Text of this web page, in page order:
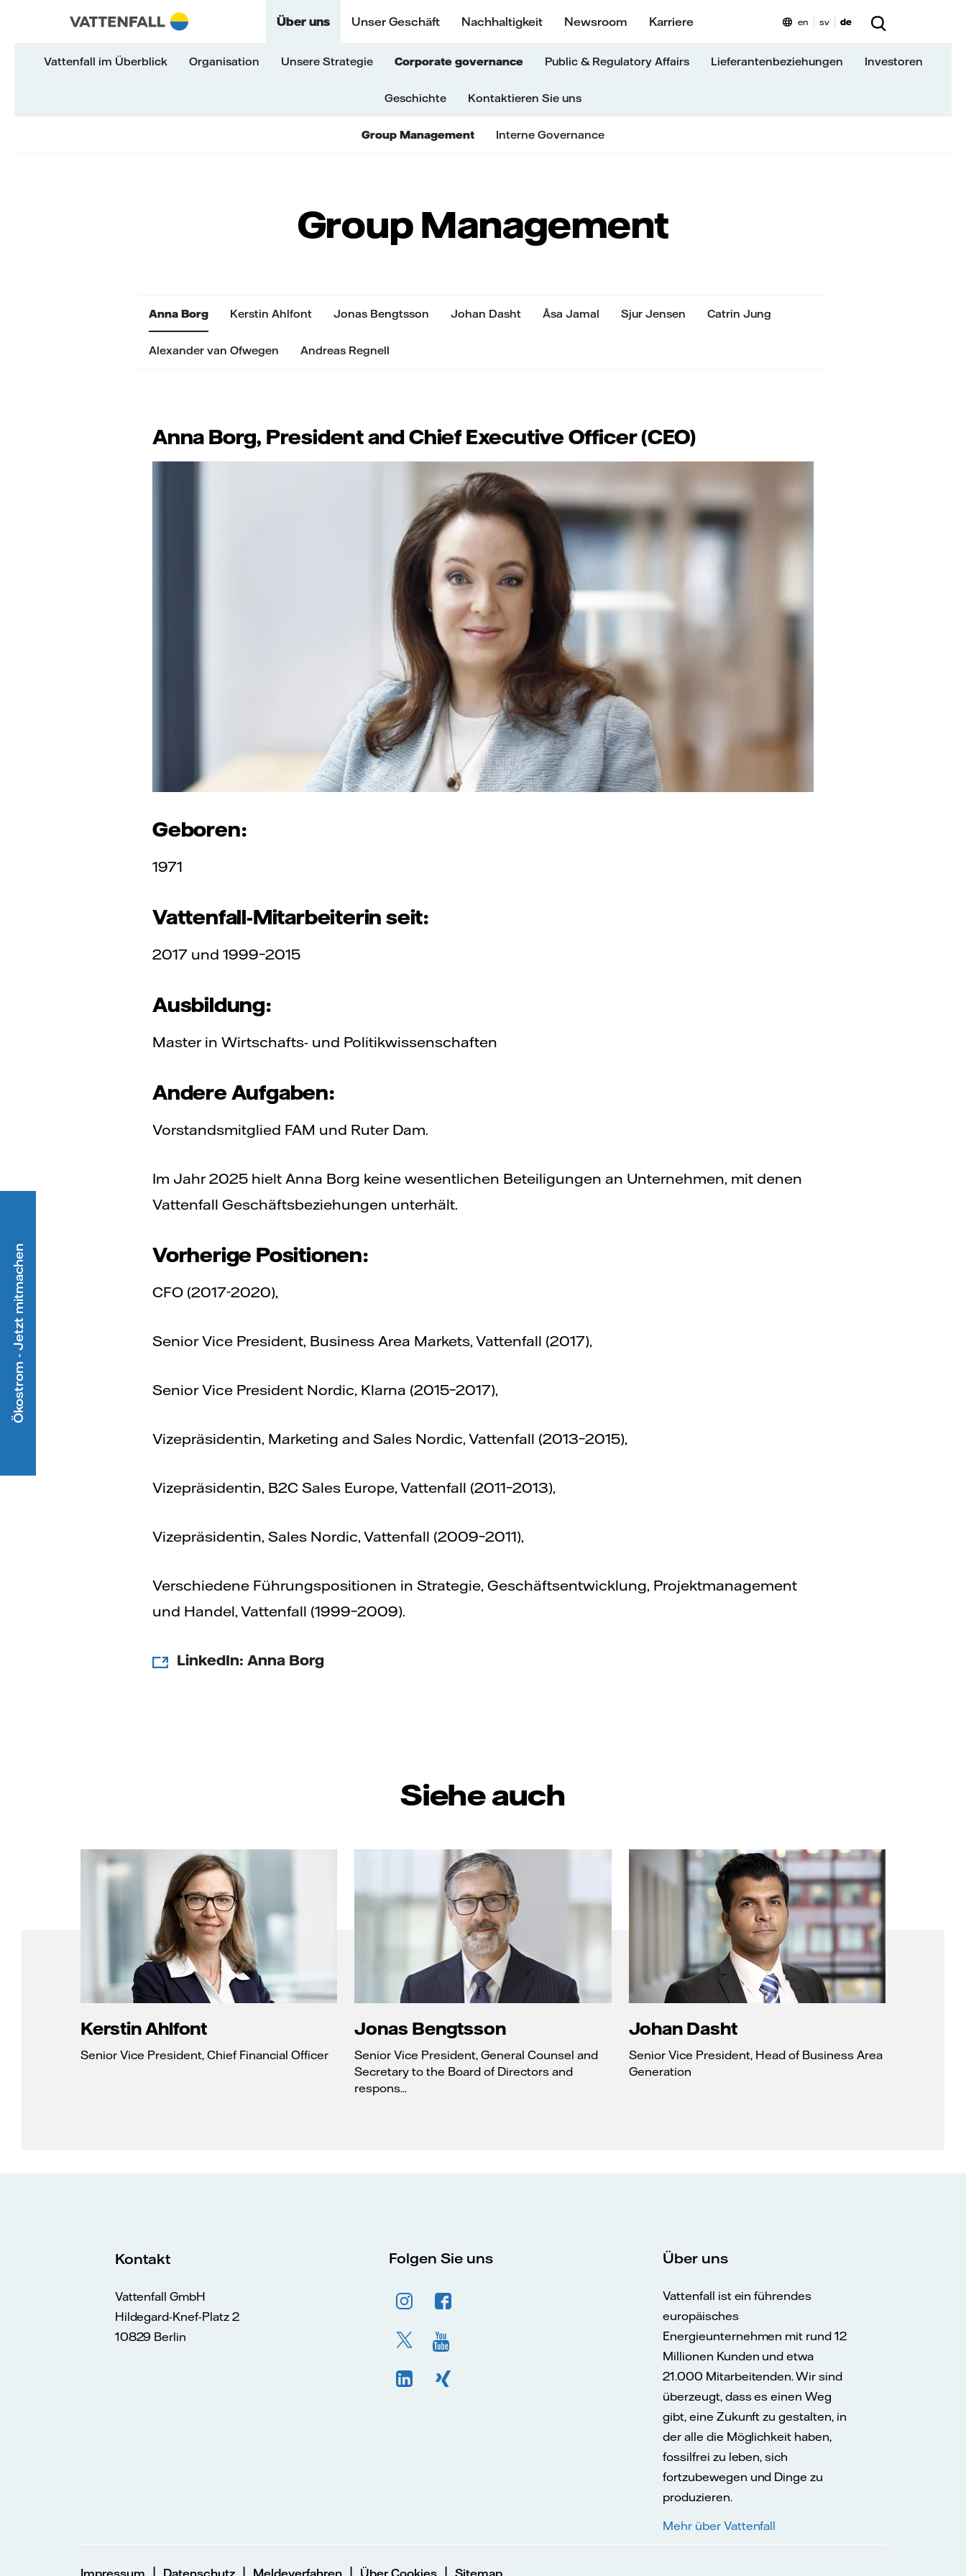
Überspringen
Zurück zur Hauptnavigation
Gehe zur Fußzeile Über uns Unser Geschäft Nachhaltigkeit Newsroom Karriere
Vattenfall im Überblick Organisation Unsere Strategie Corporate governance Public & Regulatory Affairs Lieferantenbeziehungen Investoren
Geschichte Kontaktieren Sie uns
Group Management Interne Governance
en sv de
Group Management
Anna Borg Kerstin Ahlfont Jonas Bengtsson Johan Dasht Åsa Jamal Sjur Jensen Catrin Jung
Alexander van Ofwegen Andreas Regnell
Anna Borg, President and Chief Executive Officer (CEO)
Geboren:
1971
Vattenfall-Mitarbeiterin seit:
2017 und 1999–2015
Ausbildung:
Master in Wirtschafts- und Politikwissenschaften
Andere Aufgaben:
Vorstandsmitglied FAM und Ruter Dam.
Im Jahr 2025 hielt Anna Borg keine wesentlichen Beteiligungen an Unternehmen, mit denen
Vattenfall Geschäftsbeziehungen unterhält.
Vorherige Positionen:
CFO (2017-2020),
Senior Vice President, Business Area Markets, Vattenfall (2017),
Senior Vice President Nordic, Klarna (2015–2017),
Vizepräsidentin, Marketing and Sales Nordic, Vattenfall (2013–2015),
Vizepräsidentin, B2C Sales Europe, Vattenfall (2011–2013),
Vizepräsidentin, Sales Nordic, Vattenfall (2009–2011),
Verschiedene Führungspositionen in Strategie, Geschäftsentwicklung, Projektmanagement
und Handel, Vattenfall (1999–2009).
LinkedIn: Anna Borg
Siehe auch
Kerstin Ahlfont
Senior Vice President, Chief Financial Officer
Jonas Bengtsson
Senior Vice President, General Counsel and
Secretary to the Board of Directors and
respons...
Johan Dasht
Senior Vice President, Head of Business Area
Generation
Ökostrom - Jetzt mitmachen
Zurück zur Hauptnavigation
Kontakt
Vattenfall GmbH
Hildegard-Knef-Platz 2
10829 Berlin
Folgen Sie uns Über uns
Vattenfall ist ein führendes
europäisches
Energieunternehmen mit rund 12
Millionen Kunden und etwa
21.000 Mitarbeitenden. Wir sind
überzeugt, dass es einen Weg
gibt, eine Zukunft zu gestalten, in
der alle die Möglichkeit haben,
fossilfrei zu leben, sich
fortzubewegen und Dinge zu
produzieren.
Mehr über Vattenfall
Impressum | Datenschutz | Meldeverfahren | Über Cookies | Sitemap